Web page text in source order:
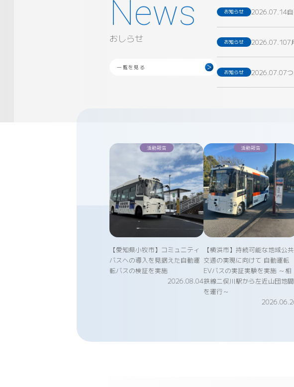
おしらせ
一覧を見る
お知らせ 2026.07.14
お知らせ 2026.07.107
お知らせ 2026.07.07
活動報告
【愛知県小牧市】コミュニティ
バスへの導入を見据えた自動運
転バスの検証を実施
2026.08.04
活動報告
【横浜市】持続可能な地域公共
交通の実現に向けて 自動運転
EVバスの実証実験を実施 ～相
鉄線二俣川駅から左近山団地間
を運行～